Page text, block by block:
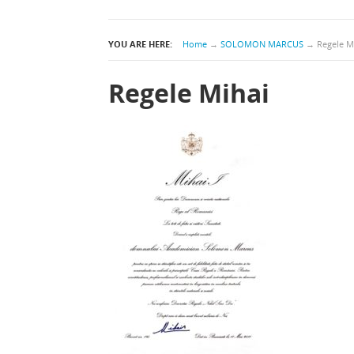
YOU ARE HERE: Home → SOLOMON MARCUS → Regele
Regele Mihai